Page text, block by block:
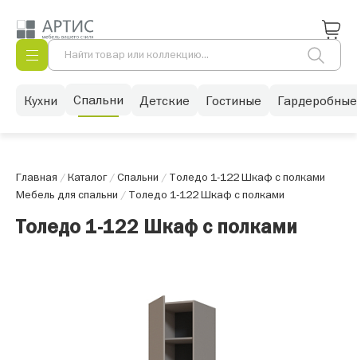
Кухни Спальни Детские Гостиные Гардеробные
Главная /Каталог/Спальни / Толедо 1-122 Шкаф с полками
Мебель для спальни / Толедо 1-122 Шкаф с полками
Толедо 1-122 Шкаф с полками